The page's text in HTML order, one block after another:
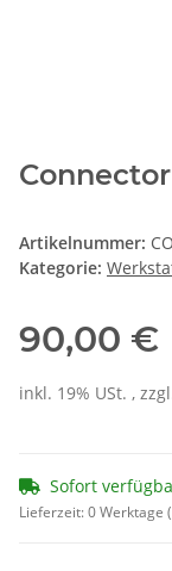
Artikelnummer:
Kategorie:
90,00 €
inkl. 19% USt. ,
Sofort
Lieferzeit:0 Werktage